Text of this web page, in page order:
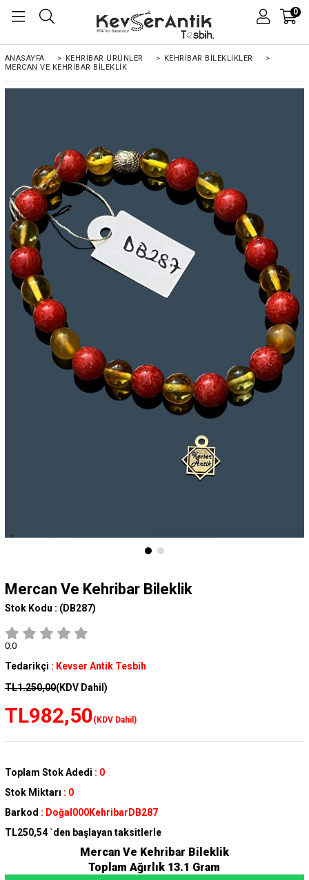
0
ANASAYFA > KEHRİBAR ÜRÜNLER > KEHRİBAR BİLEKLİKLER
>
MERCAN VE KEHRIBAR BILEKLIK
Mercan Ve Kehribar Bileklik
Stok Kodu : (DB287)
0.0
Tedarikçi : Kevser Antik Tesbih
TL1.250,00(KDV Dahil)
TL982,50(KDV Dahil)
Toplam Stok Adedi : 0
Stok Miktarı : 0
Barkod : Doğal000KehribarDB287
TL250,54 `den başlayan taksitlerle
Mercan Ve Kehribar Bileklik
Toplam Ağırlık 13.1 Gram